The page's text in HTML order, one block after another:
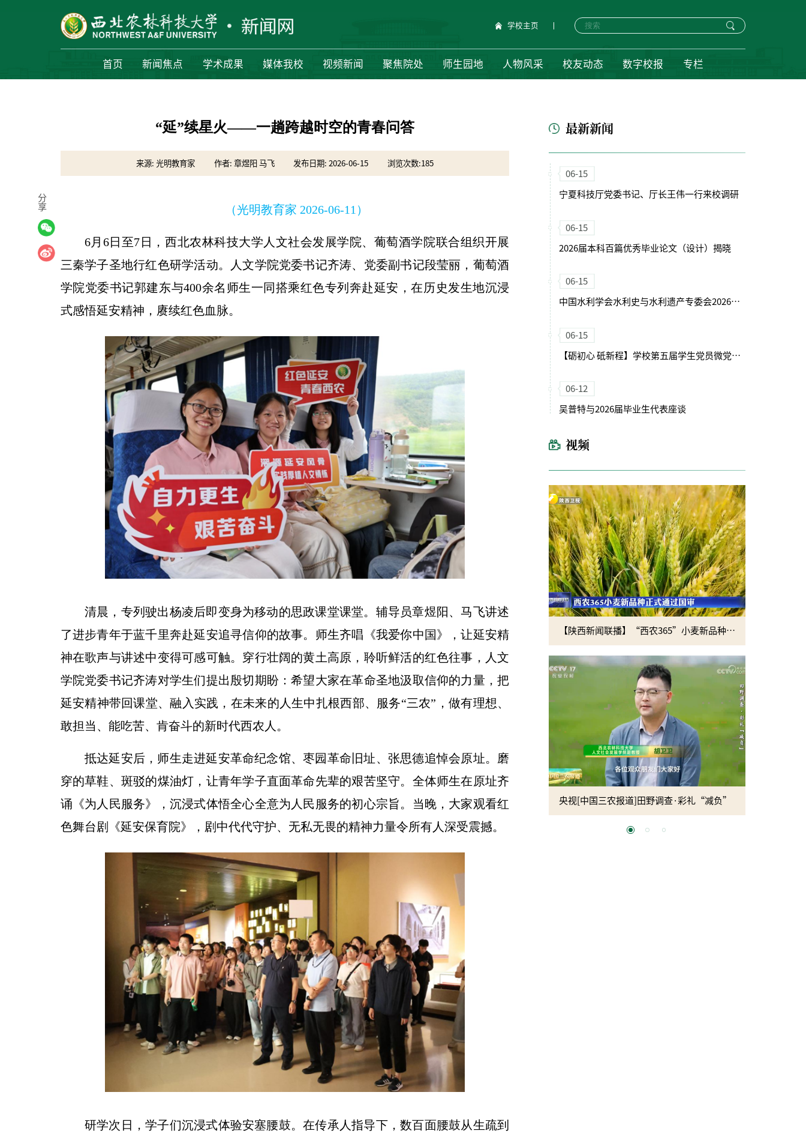
学校主页
首页 新闻焦点 学术成果 媒体我校 视频新闻 聚焦院处 师生园地 人物风采 校友动态 数字校报 专栏
“延”续星火——一趟跨越时空的青春问答
来源: 光明教育家 作者: 章煜阳 马飞 发布日期: 2026-06-15 浏览次数:185
（光明教育家 2026-06-11）
6月6日至7日，西北农林科技大学人文社会发展学院、葡萄酒学院联合组织开展
三秦学子圣地行红色研学活动。人文学院党委书记齐涛、党委副书记段莹丽，葡萄酒
学院党委书记郭建东与400余名师生一同搭乘红色专列奔赴延安，在历史发生地沉浸
式感悟延安精神，赓续红色血脉。
清晨，专列驶出杨凌后即变身为移动的思政课堂课堂。辅导员章煜阳、马飞讲述
了进步青年于蓝千里奔赴延安追寻信仰的故事。师生齐唱《我爱你中国》，让延安精
神在歌声与讲述中变得可感可触。穿行壮阔的黄土高原，聆听鲜活的红色往事，人文
学院党委书记齐涛对学生们提出殷切期盼：希望大家在革命圣地汲取信仰的力量，把
延安精神带回课堂、融入实践，在未来的人生中扎根西部、服务“三农”，做有理想、
敢担当、能吃苦、肯奋斗的新时代西农人。
抵达延安后，师生走进延安革命纪念馆、枣园革命旧址、张思德追悼会原址。磨
穿的草鞋、斑驳的煤油灯，让青年学子直面革命先辈的艰苦坚守。全体师生在原址齐
诵《为人民服务》，沉浸式体悟全心全意为人民服务的初心宗旨。当晚，大家观看红
色舞台剧《延安保育院》，剧中代代守护、无私无畏的精神力量令所有人深受震撼。
研学次日，学子们沉浸式体验安塞腰鼓。在传承人指导下，数百面腰鼓从生疏到
分
享
最新新闻
06-15
宁夏科技厅党委书记、厅长王伟一行来校调研
06-15
2026届本科百篇优秀毕业论文（设计）揭晓
06-15
中国水利学会水利史与水利遗产专委会2026年学术交流会在我校召开
06-15
【砺初心 砥新程】学校第五届学生党员微党课大赛圆满落幕
06-12
吴普特与2026届毕业生代表座谈
视频
校党委书记黄思光观摩我校小麦品种 【陕西新闻联播】“西农365”小麦新品种正式通过国审
央视[中国三农报道]田野调查·彩礼“减负”